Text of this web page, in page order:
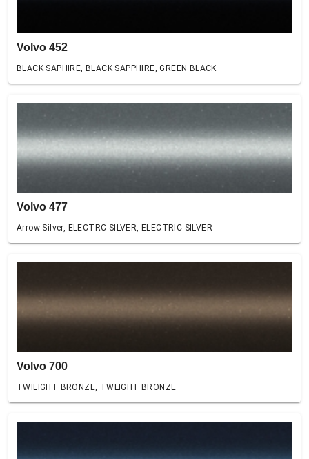
Volvo 452
BLACK SAPHIRE, BLACK SAPPHIRE, GREEN BLACK
Volvo 477
Arrow Silver, ELECTRC SILVER, ELECTRIC SILVER
Volvo 700
TWILIGHT BRONZE, TWLIGHT BRONZE